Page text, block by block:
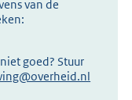
van de
goed? Stuur